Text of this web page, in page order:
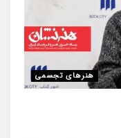
هنرهای تجسمی